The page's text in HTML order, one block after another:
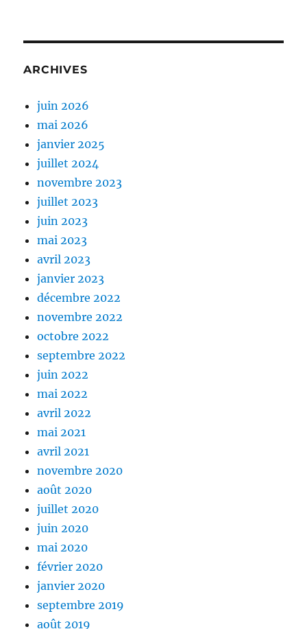
ARCHIVES
juin 2026
mai 2026
janvier 2025
juillet 2024
novembre 2023
juillet 2023
juin 2023
mai 2023
avril 2023
janvier 2023
décembre 2022
novembre 2022
octobre 2022
septembre 2022
juin 2022
mai 2022
avril 2022
mai 2021
avril 2021
novembre 2020
août 2020
juillet 2020
juin 2020
mai 2020
février 2020
janvier 2020
septembre 2019
août 2019